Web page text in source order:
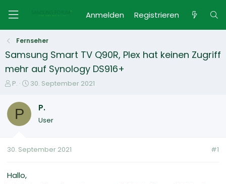
Anmelden Registrieren
Fernseher
Samsung Smart TV Q90R, Plex hat keinen Zugriff
mehr auf Synology DS916+
E
s
e
e
P.
E
t
t
30. September 2021
P P.
User
30. September 2021 #1
Hallo,